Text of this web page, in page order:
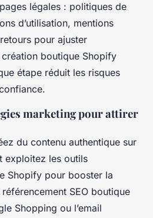
légales : politiques de
d’utilisation, mentions
pour ajuster
création boutique Shopify
étape réduit les risques
marketing pour attirer
du contenu authentique sur
exploitez les outils
Shopify pour booster la
SEO boutique
Shopping ou l’email